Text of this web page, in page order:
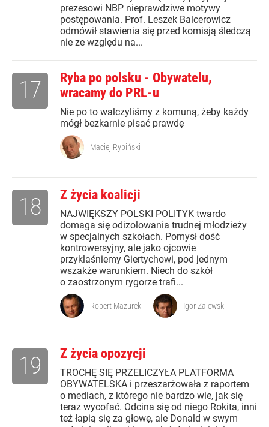
prezesowi NBP nieprawdziwe motywy
postępowania. Prof. Leszek Balcerowicz
odmówił stawienia się przed komisją śledczą
nie ze względu na...
Ryba po polsku - Obywatelu,
wracamy do PRL-u
Nie po to walczyliśmy z komuną, żeby każdy
mógł bezkarnie pisać prawdę
17
Maciej Rybiński
Z życia koalicji
NAJWIĘKSZY POLSKI POLITYK twardo
domaga się odizolowania trudnej młodzieży
w specjalnych szkołach. Pomysł dość
kontrowersyjny, ale jako ojcowie
przyklaśniemy Giertychowi, pod jednym
wszakże warunkiem. Niech do szkół
o zaostrzonym rygorze trafi...
18
Robert Mazurek Igor Zalewski
Z życia opozycji
TROCHĘ SIĘ PRZELICZYŁA PLATFORMA
OBYWATELSKA i przeszarżowała z raportem
o mediach, z którego nie bardzo wie, jak się
teraz wycofać. Odcina się od niego Rokita, inni
też łapią się za głowę, ale Donald w swym
19